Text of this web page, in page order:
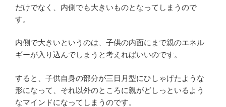
だけでなく、内側でも大きいものとなってしまうので
す。
内側で大きいというのは、子供の内面にまで親のエネル
ギーが入り込んでしまうと考えればいいのです。
すると、子供自身の部分が三日月型にひしゃげたような
形になって、それ以外のところに親がどしっといるよう
なマインドになってしまうのです。